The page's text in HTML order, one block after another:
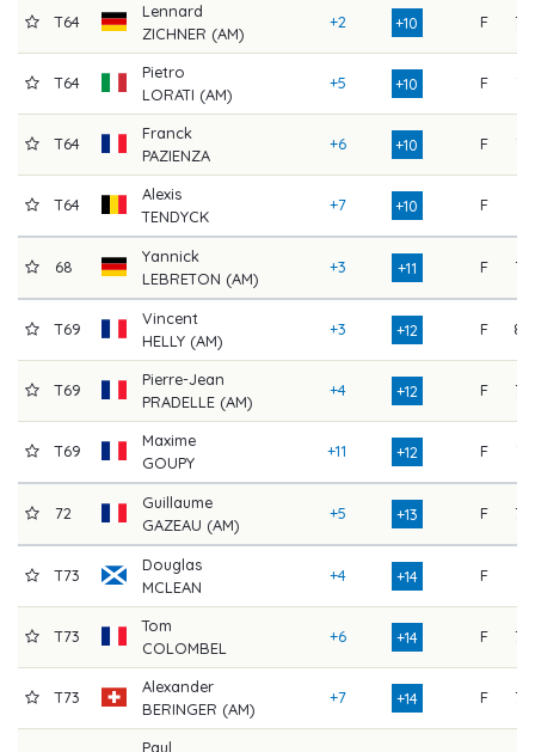
T64
Lennard
ZICHNER (AM)
+2 +10 F 79
T64
Pietro
LORATI (AM)
+5 +10 F 76
T64
Franck
PAZIENZA
+6 +10 F 75
T64
Alexis
TENDYCK
+7 +10 F
68
Yannick
LEBRETON (AM)
+3 +11 F 79
T69
Vincent
HELLY (AM)
+3 +12 F 80
T69
Pierre-Jean
PRADELLE (AM)
+4 +12 F 79
T69
Maxime
GOUPY
+11 +12 F 72
72
Guillaume
GAZEAU (AM)
+5 +13 F 79
T73
Douglas
MCLEAN
+4 +14 F
T73
Tom
COLOMBEL
+6 +14 F 79
T73
Alexander
BERINGER (AM)
+7 +14 F 78
Paul